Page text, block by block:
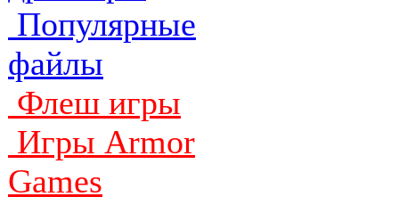
Популярные
файлы
Флеш игры
Игры Armor
Games